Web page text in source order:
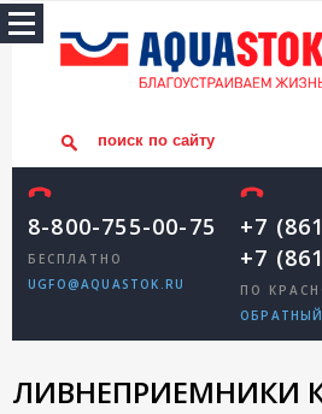
8-800-755-00-75
БЕСПЛАТНО
UGFO@AQUASTOK.RU
+7
+7
ПО
ЛИВНЕПРИЕМНИКИ